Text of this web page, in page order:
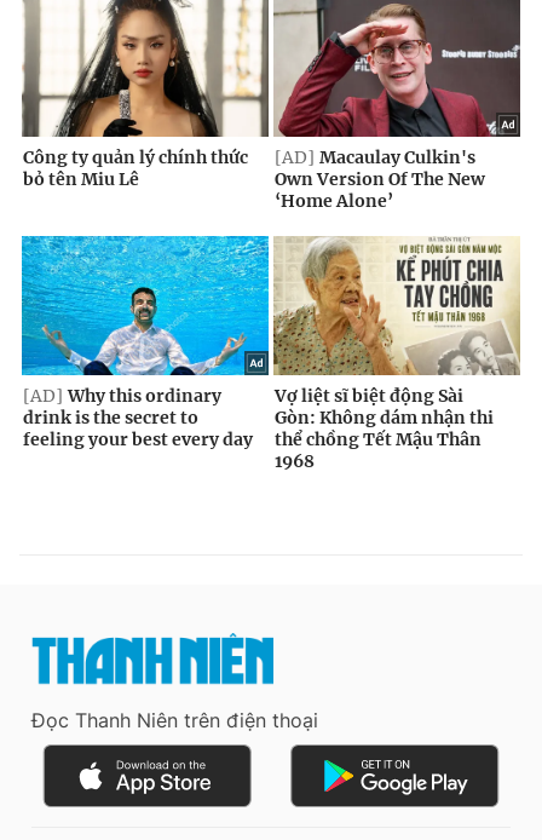
Đọc Thanh Niên trên điện thoại